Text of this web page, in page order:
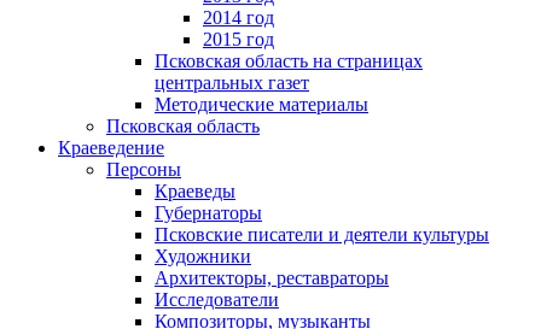
2014 год
2015 год
Псковская область на страницах
центральных газет
Методические материалы
Псковская область
Краеведение
Персоны
Краеведы
Губернаторы
Псковские писатели и деятели культуры
Художники
Архитекторы, реставраторы
Исследователи
Композиторы, музыканты